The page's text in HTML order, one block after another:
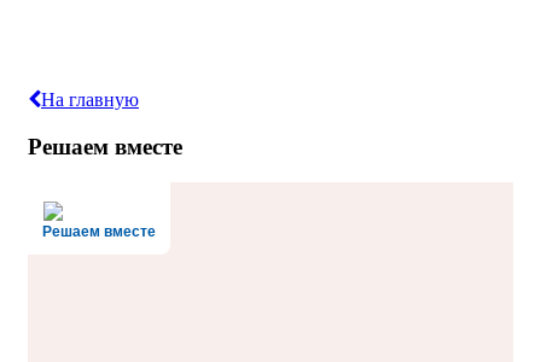
На главную
Решаем вместе
Решаем вместе